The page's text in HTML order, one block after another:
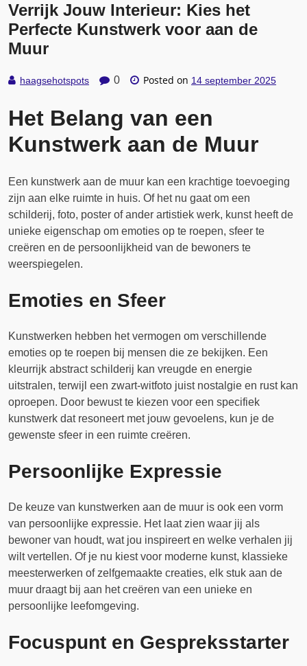
Verrijk Jouw Interieur: Kies het
Perfecte Kunstwerk voor aan de
Muur
haagsehotspots 0 Posted on 14 september 2025
Het Belang van een
Kunstwerk aan de Muur
Een kunstwerk aan de muur kan een krachtige toevoeging
zijn aan elke ruimte in huis. Of het nu gaat om een
schilderij, foto, poster of ander artistiek werk, kunst heeft de
unieke eigenschap om emoties op te roepen, sfeer te
creëren en de persoonlijkheid van de bewoners te
weerspiegelen.
Emoties en Sfeer
Kunstwerken hebben het vermogen om verschillende
emoties op te roepen bij mensen die ze bekijken. Een
kleurrijk abstract schilderij kan vreugde en energie
uitstralen, terwijl een zwart-witfoto juist nostalgie en rust kan
oproepen. Door bewust te kiezen voor een specifiek
kunstwerk dat resoneert met jouw gevoelens, kun je de
gewenste sfeer in een ruimte creëren.
Persoonlijke Expressie
De keuze van kunstwerken aan de muur is ook een vorm
van persoonlijke expressie. Het laat zien waar jij als
bewoner van houdt, wat jou inspireert en welke verhalen jij
wilt vertellen. Of je nu kiest voor moderne kunst, klassieke
meesterwerken of zelfgemaakte creaties, elk stuk aan de
muur draagt bij aan het creëren van een unieke en
persoonlijke leefomgeving.
Focuspunt en Gespreksstarter